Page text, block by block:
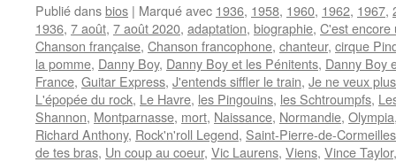
Publié dansbios | Marqué avec 1936, 1958, 1960, 1962, 1967,
1936, 7 août, 7 août 2020, adaptation, biographie, C'est encore
Chanson française, Chanson francophone, chanteur, cirque
la pomme, Danny Boy, Danny Boy et les Pénitents, Danny Boy
France, Guitar Express, J'entends siffler le train, Je ne veux
L'épopée du rock, Le Havre, les Pingouins, les Schtroumpfs,
Shannon, Montparnasse, mort, Naissance, Normandie, Olympia
Richard Anthony, Rock'n'roll Legend, Saint-Pierre-de-Cormeilles
de tes bras, Un coup au coeur, Vic Laurens, Viens, Vince Taylor